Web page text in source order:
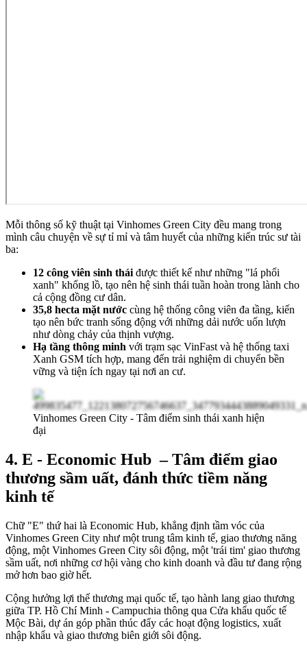
Mỗi thông số kỹ thuật tại Vinhomes Green City đều mang trong
mình câu chuyện về sự tỉ mỉ và tâm huyết của những kiến trúc sư tài
ba:
12 công viên sinh thái được thiết kế như những "lá phổi
xanh" khổng lồ, tạo nên hệ sinh thái tuần hoàn trong lành cho
cả cộng đồng cư dân.
35,8 hecta mặt nước cùng hệ thống công viên đa tầng, kiến
tạo nên bức tranh sống động với những dải nước uốn lượn
như dòng chảy của thịnh vượng.
Hạ tầng thông minh với trạm sạc VinFast và hệ thống taxi
Xanh GSM tích hợp, mang đến trải nghiệm di chuyển bền
vững và tiện ích ngay tại nơi an cư.
Vinhomes Green City - Tâm điểm sinh thái xanh hiện
đại
4. E - Economic Hub – Tâm điểm giao
thương sầm uất, đánh thức tiềm năng
kinh tế
Chữ "E" thứ hai là Economic Hub, khẳng định tầm vóc của
Vinhomes Green City như một trung tâm kinh tế, giao thương năng
động, một Vinhomes Green City sôi động, một 'trái tim' giao thương
sầm uất, nơi những cơ hội vàng cho kinh doanh và đầu tư đang rộng
mở hơn bao giờ hết.
Cộng hưởng lợi thế thương mại quốc tế, tạo hành lang giao thương
giữa TP. Hồ Chí Minh - Campuchia thông qua Cửa khẩu quốc tế
Mộc Bài, dự án góp phần thúc đẩy các hoạt động logistics, xuất
nhập khẩu và giao thương biên giới sôi động.